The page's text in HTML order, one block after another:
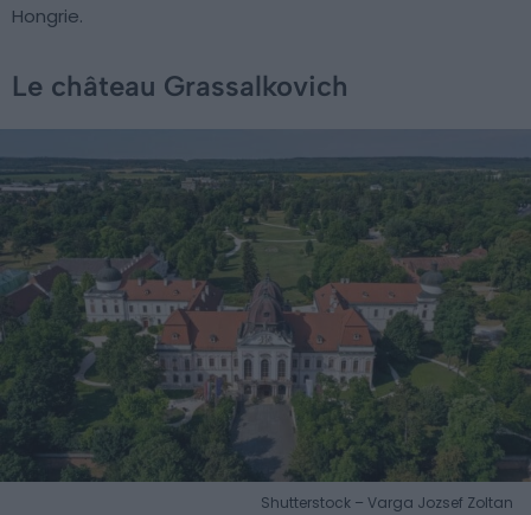
Hongrie.
Le château Grassalkovich
Shutterstock – Varga Jozsef Zoltan